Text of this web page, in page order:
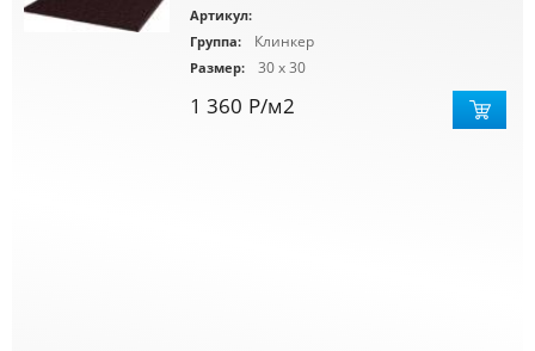
Артикул:
Группа:
Клинкер
Размер: 30 x 30
1 360 Р/м2